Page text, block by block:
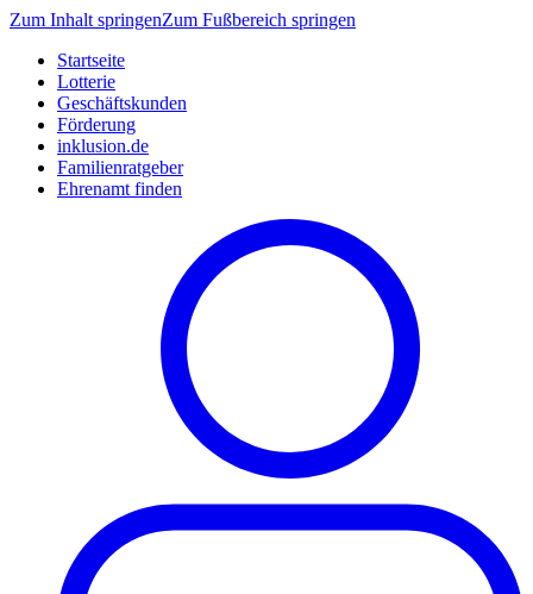
Zum Inhalt springenZum Fußbereich springen
Startseite
Lotterie
Geschäftskunden
Förderung
inklusion.de
Familienratgeber
Ehrenamt finden